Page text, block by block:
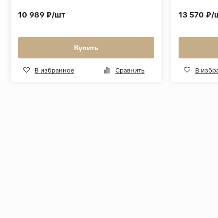
10 989 ₽/шт
Купить
В избранное Сравнить
13 570 ₽/
В